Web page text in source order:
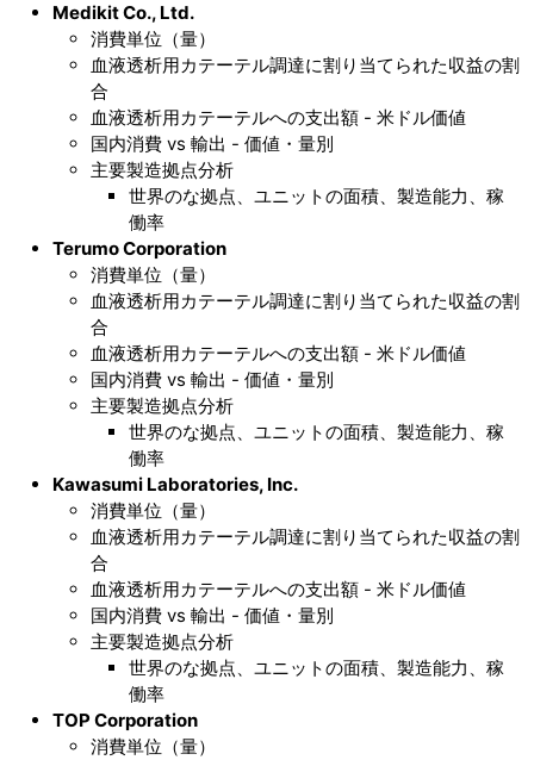
Medikit Co., Ltd.
消費単位（量）
血液透析用カテーテル調達に割り当てられた収益の割
合
血液透析用カテーテルへの支出額 - 米ドル価値
国内消費 vs 輸出 - 価値・量別
主要製造拠点分析
世界のな拠点、ユニットの面積、製造能力、稼
働率
Terumo Corporation
消費単位（量）
血液透析用カテーテル調達に割り当てられた収益の割
合
血液透析用カテーテルへの支出額 - 米ドル価値
国内消費 vs 輸出 - 価値・量別
主要製造拠点分析
世界のな拠点、ユニットの面積、製造能力、稼
働率
Kawasumi Laboratories, Inc.
消費単位（量）
血液透析用カテーテル調達に割り当てられた収益の割
合
血液透析用カテーテルへの支出額 - 米ドル価値
国内消費 vs 輸出 - 価値・量別
主要製造拠点分析
世界のな拠点、ユニットの面積、製造能力、稼
働率
TOP Corporation
消費単位（量）